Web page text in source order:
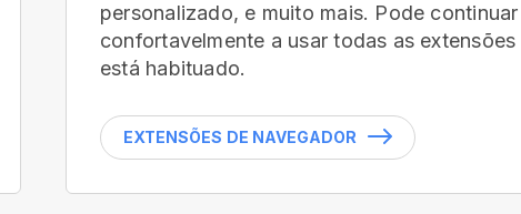
personalizado, e muito mais. Pode continuar
confortavelmente a usar todas as extensões
está habituado.
EXTENSÕES DE NAVEGADOR